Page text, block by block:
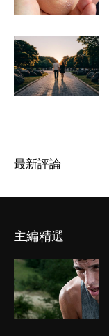
最新評論
主編精選